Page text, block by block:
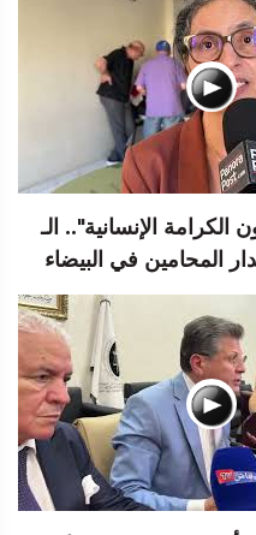
الإنسانية".. الـ